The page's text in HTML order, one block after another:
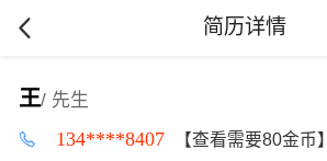
简历详情
王/ 先生
134****8407 【查看需要80金币】